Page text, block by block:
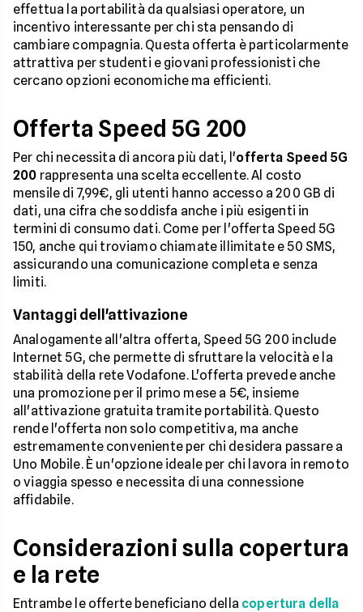
effettua la portabilità da qualsiasi operatore, un
incentivo interessante per chi sta pensando di
cambiare compagnia. Questa offerta è particolarmente
attrattiva per studenti e giovani professionisti che
cercano opzioni economiche ma efficienti.
Offerta Speed 5G 200
Per chi necessita di ancora più dati, l'offerta Speed 5G
200 rappresenta una scelta eccellente. Al costo
mensile di 7,99€, gli utenti hanno accesso a 200 GB di
dati, una cifra che soddisfa anche i più esigenti in
termini di consumo dati. Come per l'offerta Speed 5G
150, anche qui troviamo chiamate illimitate e 50 SMS,
assicurando una comunicazione completa e senza
limiti.
Vantaggi dell'attivazione
Analogamente all'altra offerta, Speed 5G 200 include
Internet 5G, che permette di sfruttare la velocità e la
stabilità della rete Vodafone. L'offerta prevede anche
una promozione per il primo mese a 5€, insieme
all'attivazione gratuita tramite portabilità. Questo
rende l'offerta non solo competitiva, ma anche
estremamente conveniente per chi desidera passare a
Uno Mobile. È un'opzione ideale per chi lavora in remoto
o viaggia spesso e necessita di una connessione
affidabile.
Considerazioni sulla copertura
e la rete
Entrambe le offerte beneficiano della copertura della